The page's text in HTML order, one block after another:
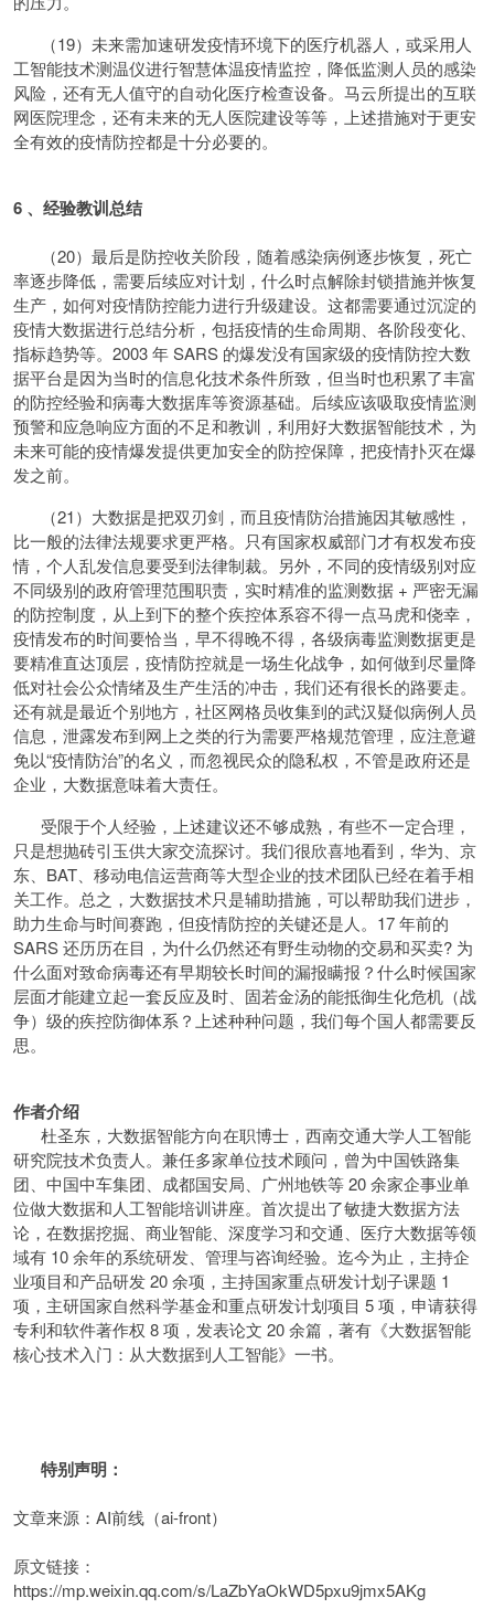
（19）未来需加速研发疫情环境下的医疗机器人，或采用人
工智能技术测温仪进行智慧体温疫情监控，降低监测人员的感染
风险，还有无人值守的自动化医疗检查设备。马云所提出的互联
网医院理念，还有未来的无人医院建设等等，上述措施对于更安
全有效的疫情防控都是十分必要的。
6 、经验教训总结
（20）最后是防控收关阶段，随着感染病例逐步恢复，死亡
率逐步降低，需要后续应对计划，什么时点解除封锁措施并恢复
生产，如何对疫情防控能力进行升级建设。这都需要通过沉淀的
疫情大数据进行总结分析，包括疫情的生命周期、各阶段变化、
指标趋势等。2003 年 SARS 的爆发没有国家级的疫情防控大数
据平台是因为当时的信息化技术条件所致，但当时也积累了丰富
的防控经验和病毒大数据库等资源基础。后续应该吸取疫情监测
预警和应急响应方面的不足和教训，利用好大数据智能技术，为
未来可能的疫情爆发提供更加安全的防控保障，把疫情扑灭在爆
发之前。
（21）大数据是把双刃剑，而且疫情防治措施因其敏感性，
比一般的法律法规要求更严格。只有国家权威部门才有权发布疫
情，个人乱发信息要受到法律制裁。另外，不同的疫情级别对应
不同级别的政府管理范围职责，实时精准的监测数据 + 严密无漏
的防控制度，从上到下的整个疾控体系容不得一点马虎和侥幸，
疫情发布的时间要恰当，早不得晚不得，各级病毒监测数据更是
要精准直达顶层，疫情防控就是一场生化战争，如何做到尽量降
低对社会公众情绪及生产生活的冲击，我们还有很长的路要走。
还有就是最近个别地方，社区网格员收集到的武汉疑似病例人员
信息，泄露发布到网上之类的行为需要严格规范管理，应注意避
免以“疫情防治”的名义，而忽视民众的隐私权，不管是政府还是
企业，大数据意味着大责任。
受限于个人经验，上述建议还不够成熟，有些不一定合理，
只是想抛砖引玉供大家交流探讨。我们很欣喜地看到，华为、京
东、BAT、移动电信运营商等大型企业的技术团队已经在着手相
关工作。总之，大数据技术只是辅助措施，可以帮助我们进步，
助力生命与时间赛跑，但疫情防控的关键还是人。17 年前的
SARS 还历历在目，为什么仍然还有野生动物的交易和买卖? 为
什么面对致命病毒还有早期较长时间的漏报瞒报？什么时候国家
层面才能建立起一套反应及时、固若金汤的能抵御生化危机（战
争）级的疾控防御体系？上述种种问题，我们每个国人都需要反
思。
作者介绍
杜圣东，大数据智能方向在职博士，西南交通大学人工智能
研究院技术负责人。兼任多家单位技术顾问，曾为中国铁路集
团、中国中车集团、成都国安局、广州地铁等 20 余家企事业单
位做大数据和人工智能培训讲座。首次提出了敏捷大数据方法
论，在数据挖掘、商业智能、深度学习和交通、医疗大数据等领
域有 10 余年的系统研发、管理与咨询经验。迄今为止，主持企
业项目和产品研发 20 余项，主持国家重点研发计划子课题 1
项，主研国家自然科学基金和重点研发计划项目 5 项，申请获得
专利和软件著作权 8 项，发表论文 20 余篇，著有《大数据智能
核心技术入门：从大数据到人工智能》一书。
特别声明：
文章来源：AI前线（ai-front）
原文链接：
https://mp.weixin.qq.com/s/LaZbYaOkWD5pxu9jmx5AKg